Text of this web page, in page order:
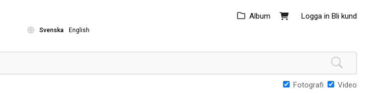
Logga in Bli kund
Album
Svenska English
Fotografi Video